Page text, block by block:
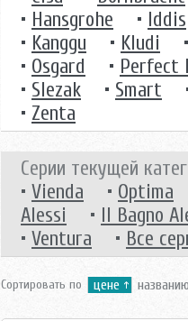
• Hansgrohe • Iddis
• Kanggu • Kludi
• Osgard • Perfect
• Slezak • Smart
• Zenta
Серии текущей
• Vienda • Optima
Alessi
• Il Bagno
• Ventura • Все
Сортировать по цене